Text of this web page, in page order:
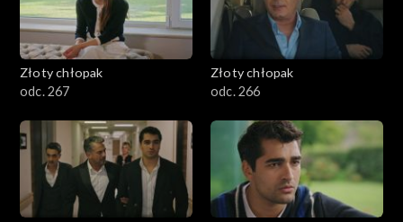
Złoty chłopak
odc. 267
Złoty chłopak
odc. 266